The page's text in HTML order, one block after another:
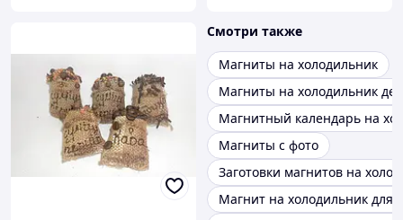
Смотри также
Магниты на холодильник
Магниты на холодильник
Магнитный календарь на
Магниты с фото
Заготовки магнитов на
Магнит на холодильник для